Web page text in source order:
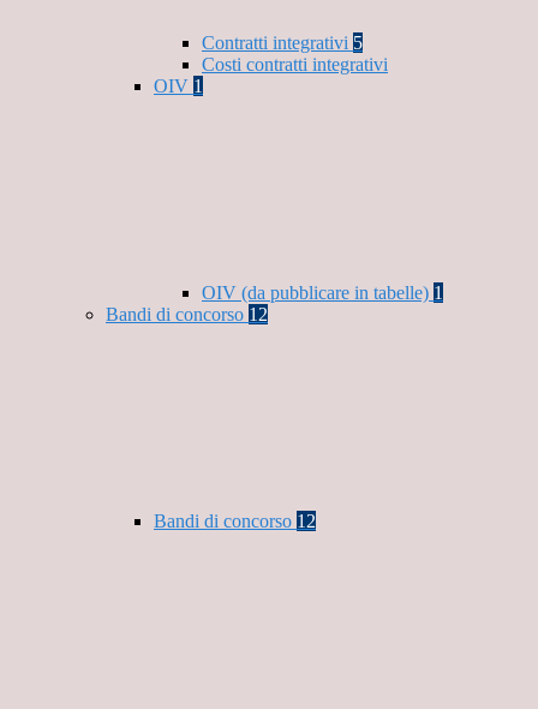
Contratti integrativi 5
Costi contratti integrativi
OIV 1
OIV (da pubblicare in tabelle) 1
Bandi di concorso 12
Bandi di concorso 12